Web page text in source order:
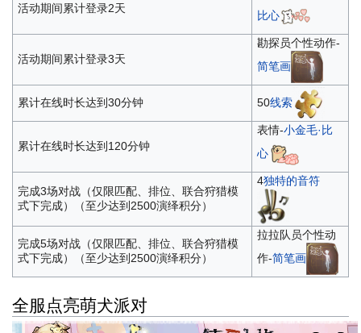
活动期间累计登录2天
比心
活动期间累计登录3天
勘探员个性动作-
简笔画
累计在线时长达到30分钟 50线索
累计在线时长达到120分钟
表情-小金毛·比
心
完成3场对战（仅限匹配、排位、联合狩猎模
式下完成）（至少达到2500演绎积分）
4独特的音符
完成5场对战（仅限匹配、排位、联合狩猎模
式下完成）（至少达到2500演绎积分）
拉拉队员个性动
作-简笔画
全服点亮萌犬派对